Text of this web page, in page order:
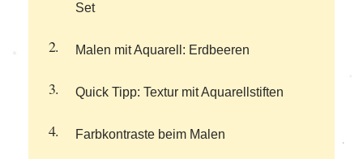
Set
Malen mit Aquarell: Erdbeeren
Quick Tipp: Textur mit Aquarellstiften
Farbkontraste beim Malen